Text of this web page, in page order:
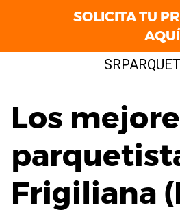
Los
Frigiliana
SOLICITA TU